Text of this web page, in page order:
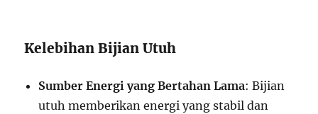
Kelebihan Bijian Utuh
Sumber Energi yang Bertahan Lama: Bijian
utuh memberikan energi yang stabil dan